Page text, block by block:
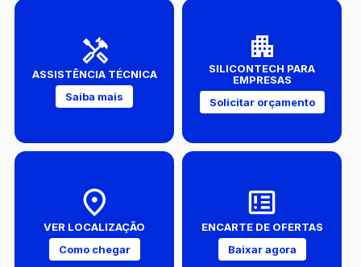
ASSISTÊNCIA TÉCNICA
Saiba mais
SILICONTECH PARA
EMPRESAS
Solicitar orçamento
VER LOCALIZAÇÃO
Como chegar
ENCARTE DE OFERTAS
Baixar agora